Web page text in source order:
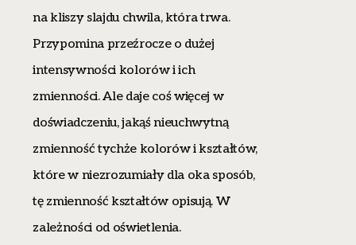
na kliszy slajdu chwila, która trwa.
Przypomina przeźrocze o dużej
intensywności kolorów i ich
zmienności. Ale daje coś więcej w
doświadczeniu, jakąś nieuchwytną
zmienność tychże kolorów i kształtów,
które w niezrozumiały dla oka sposób,
tę zmienność kształtów opisują. W
zależności od oświetlenia.